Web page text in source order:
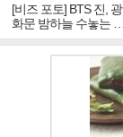
[비즈 포토] BTS 진, 광
화문 밤하늘 수놓는 '비
주얼 킹'의 열창